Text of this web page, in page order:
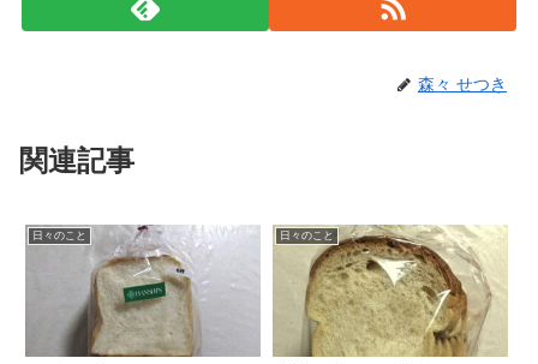
森々 せつき
関連記事
日々のこと 日々のこと